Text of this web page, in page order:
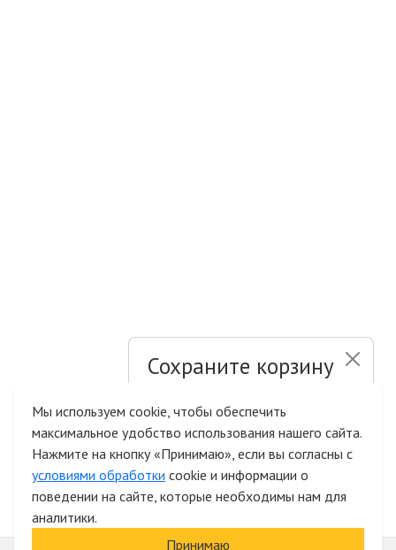
Сохраните корзину
Быстрая авторизация на сайте
Мы используем cookie, чтобы обеспечить
максимальное удобство использования нашего сайта.
Нажмите на кнопку «Принимаю», если вы согласны с
условиями обработки cookie и информации о
поведении на сайте, которые необходимы нам для
аналитики.
Принимаю